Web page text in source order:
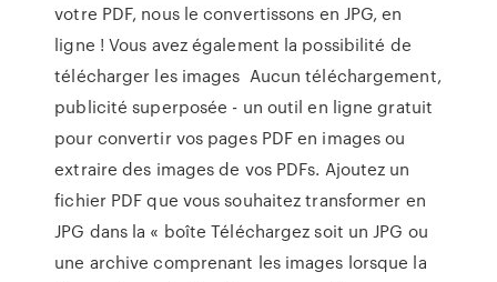
votre PDF, nous le convertissons en JPG, en
ligne ! Vous avez également la possibilité de
télécharger les images Aucun téléchargement,
publicité superposée - un outil en ligne gratuit
pour convertir vos pages PDF en images ou
extraire des images de vos PDFs. Ajoutez un
fichier PDF que vous souhaitez transformer en
JPG dans la « boîte Téléchargez soit un JPG ou
une archive comprenant les images lorsque la